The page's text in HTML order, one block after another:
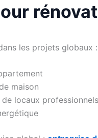
les projets globaux :
maison
locaux professionnels